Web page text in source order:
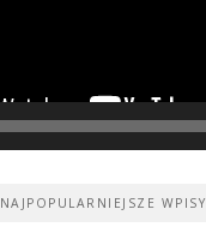
NAJPOPULARNIEJSZE WPISY